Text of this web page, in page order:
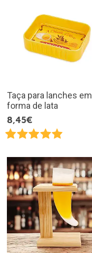
Taça para lanches em
forma de lata
8,45€